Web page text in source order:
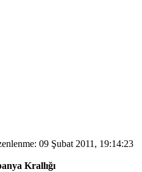
: 09 Şubat 2011, 19:14:23
Krallığı